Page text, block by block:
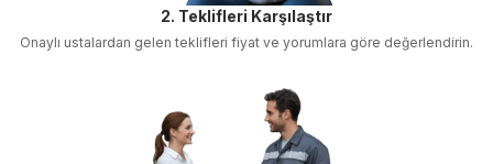
2. Teklifleri Karşılaştır
Onaylı ustalardan gelen teklifleri fiyat ve yorumlara göre değerlendirin.